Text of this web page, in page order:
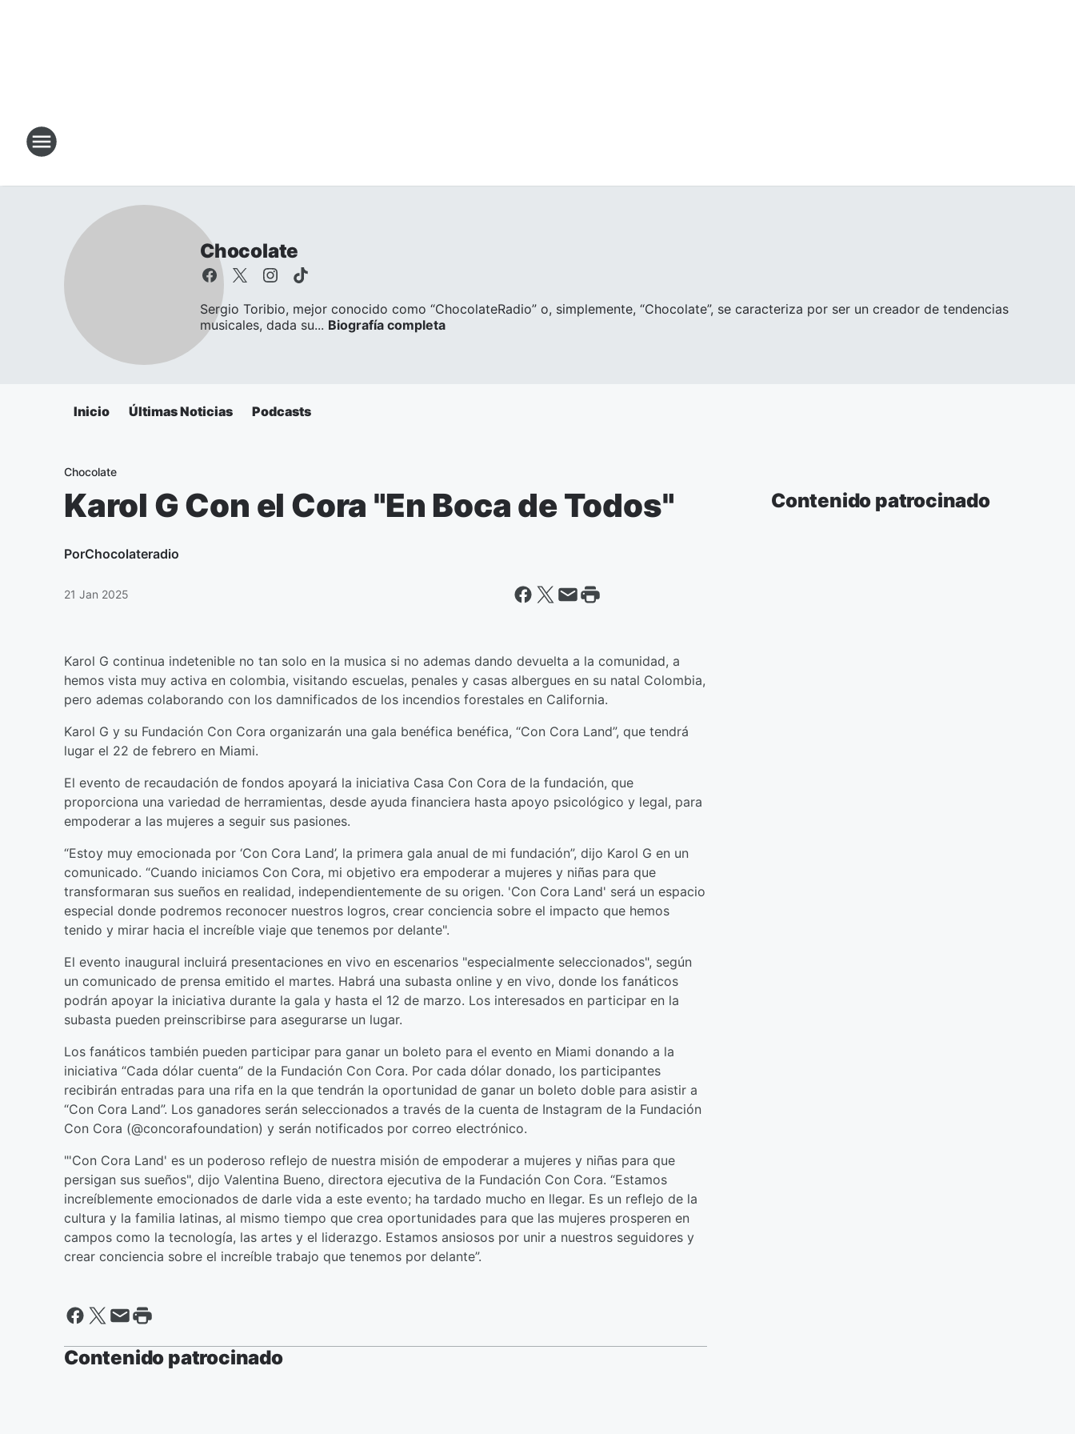
Chocolate
Sergio Toribio, mejor conocido como “ChocolateRadio” o, simplemente, “Chocolate”, se caracteriza por ser un creador de tendencias
musicales, dada su... Biografía completa
Inicio Últimas Noticias Podcasts
Chocolate
Karol G Con el Cora "En Boca de Todos"
PorChocolateradio
21 Jan 2025
Karol G continua indetenible no tan solo en la musica si no ademas dando devuelta a la comunidad, a
hemos vista muy activa en colombia, visitando escuelas, penales y casas albergues en su natal Colombia,
pero ademas colaborando con los damnificados de los incendios forestales en California.
Karol G y su Fundación Con Cora organizarán una gala benéfica benéfica, “Con Cora Land”, que tendrá
lugar el 22 de febrero en Miami.
El evento de recaudación de fondos apoyará la iniciativa Casa Con Cora de la fundación, que
proporciona una variedad de herramientas, desde ayuda financiera hasta apoyo psicológico y legal, para
empoderar a las mujeres a seguir sus pasiones.
“Estoy muy emocionada por ‘Con Cora Land’, la primera gala anual de mi fundación”, dijo Karol G en un
comunicado. “Cuando iniciamos Con Cora, mi objetivo era empoderar a mujeres y niñas para que
transformaran sus sueños en realidad, independientemente de su origen. 'Con Cora Land' será un espacio
especial donde podremos reconocer nuestros logros, crear conciencia sobre el impacto que hemos
tenido y mirar hacia el increíble viaje que tenemos por delante".
El evento inaugural incluirá presentaciones en vivo en escenarios "especialmente seleccionados", según
un comunicado de prensa emitido el martes. Habrá una subasta online y en vivo, donde los fanáticos
podrán apoyar la iniciativa durante la gala y hasta el 12 de marzo. Los interesados ​​en participar en la
subasta pueden preinscribirse para asegurarse un lugar.
Los fanáticos también pueden participar para ganar un boleto para el evento en Miami donando a la
iniciativa “Cada dólar cuenta” de la Fundación Con Cora. Por cada dólar donado, los participantes
recibirán entradas para una rifa en la que tendrán la oportunidad de ganar un boleto doble para asistir a
“Con Cora Land”. Los ganadores serán seleccionados a través de la cuenta de Instagram de la Fundación
Con Cora (@concorafoundation) y serán notificados por correo electrónico.
"'Con Cora Land' es un poderoso reflejo de nuestra misión de empoderar a mujeres y niñas para que
persigan sus sueños", dijo Valentina Bueno, directora ejecutiva de la Fundación Con Cora. “Estamos
increíblemente emocionados de darle vida a este evento; ha tardado mucho en llegar. Es un reflejo de la
cultura y la familia latinas, al mismo tiempo que crea oportunidades para que las mujeres prosperen en
campos como la tecnología, las artes y el liderazgo. Estamos ansiosos por unir a nuestros seguidores y
crear conciencia sobre el increíble trabajo que tenemos por delante”.
Contenido patrocinado
Contenido patrocinado